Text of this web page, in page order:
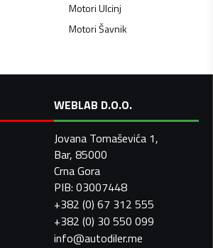
MotoriUlcinj
MotoriŠavnik
WEBLAB D.O.O.
Jovana Tomaševića 1,
Bar, 85000
Crna Gora
PIB: 03007448
+382 (0) 67 312 555
+382 (0) 30 550 099
info@autodiler.me